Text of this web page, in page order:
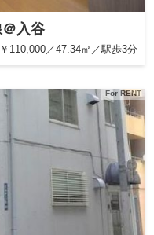
入谷
￥110,000／47.34㎡／駅歩3分
For RENT